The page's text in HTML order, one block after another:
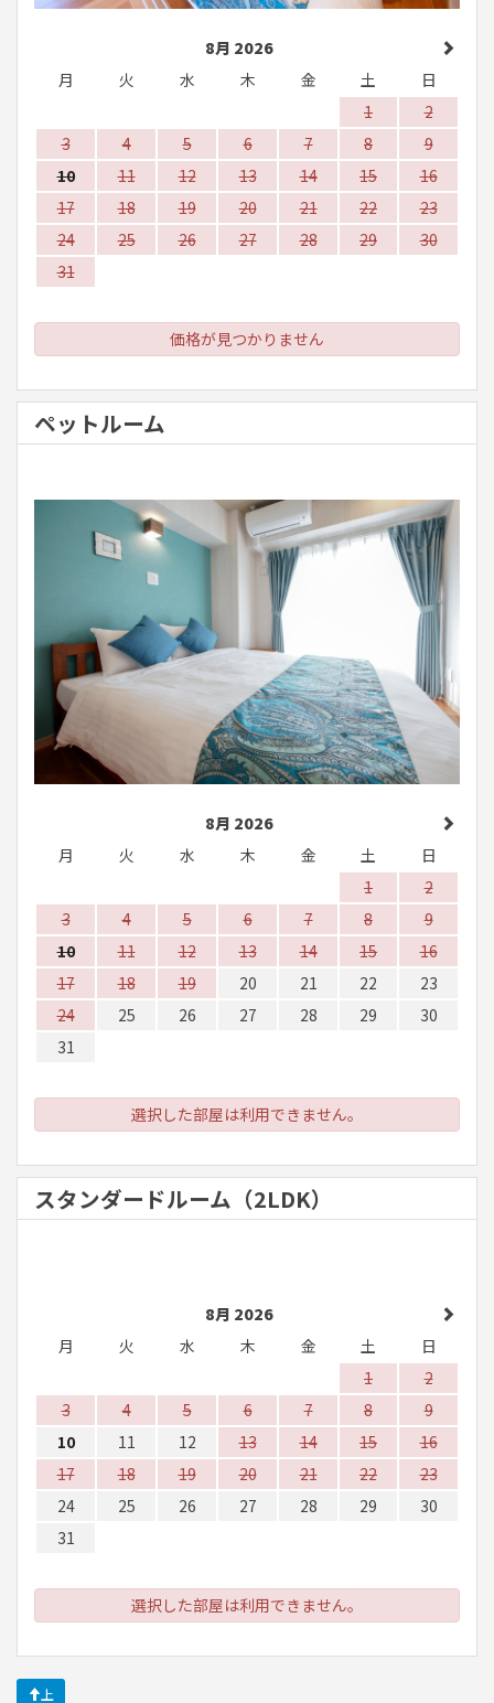
8月 2026
月
火 水 木 金 土
日
1
2
3
4 5 6 7 8
9
10
11 12 13 14 15
16
17
18 19 20 21 22
23
24
25 26 27 28 29
30
31
価格が見つかりません
ペットルーム
8月 2026
月
火 水 木 金 土
日
1
2
3
4 5 6 7 8
9
10
11 12 13 14 15
16
17
18 19 20 21 22
23
24
25 26 27 28 29
30
31
選択した部屋は利用できません。
スタンダードルーム（2LDK）
8月 2026
月
火 水 木 金 土
日
1
2
3
4 5 6 7 8
9
10
11 12 13 14 15
16
17
18 19 20 21 22
23
24
25 26 27 28 29
30
31
選択した部屋は利用できません。
上